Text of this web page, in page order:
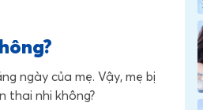
ngày của mẹ. Vậy, mẹ bị
thai nhi không?